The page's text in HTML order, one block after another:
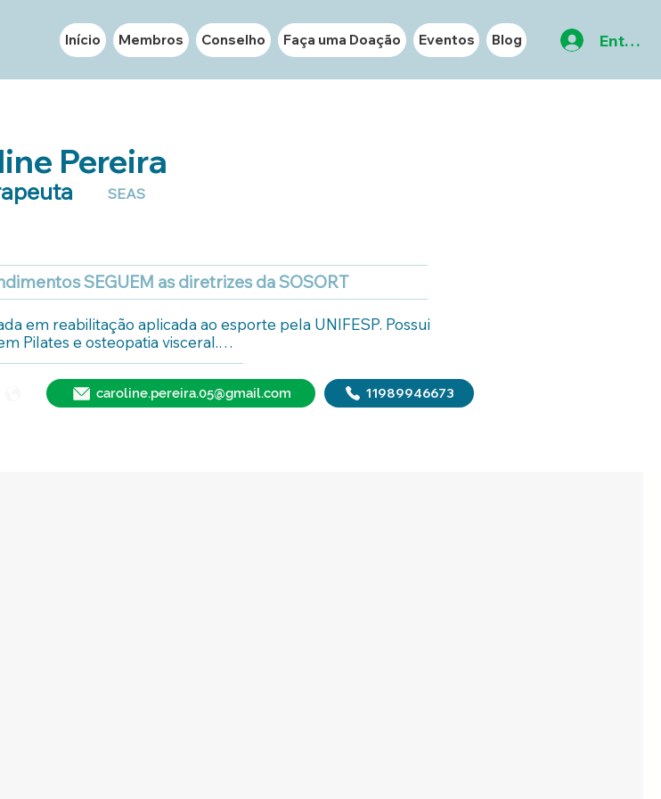
Início Membros Conselho Faça uma Doação Eventos Blog Entrar
Pereira
SEAS
SEGUEM as diretrizes da SOSORT
em reabilitação aplicada ao esporte pela UNIFESP. Possui
Pilates e osteopatia visceral.
nível I.
caroline.pereira.05@gmail.com 11989946673